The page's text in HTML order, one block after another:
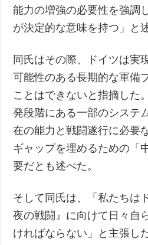
能力の増強の必要性を強調
が決定的な意味を持つ」と
同氏はその際、ドイツは実
可能性のある長期的な軍備
ことはできないと指摘した
発段階にある一部のシステ
在の能力と戦闘遂行に必要
ギャップを埋めるための「
要だとも述べた。
そして同氏は、「私たちは
夜の戦闘』に向けて日々自
ければならない」と主張した